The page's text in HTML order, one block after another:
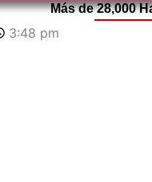
Más de 28,000
3:48 pm